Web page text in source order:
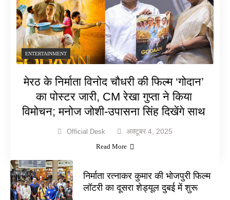
ENTERTAINMENT
मेरठ के निर्माता विनोद चौधरी की फिल्म ‘गोदान’
का पोस्टर जारी, CM रेखा गुप्ता ने किया
विमोचन; मनोज जोशी-उपासना सिंह दिखेंगे साथ
Official Desk अक्टूबर 4, 2025
Read More
निर्माता रत्नाकर कुमार की भोजपुरी फिल्म
लॉटरी का दूसरा शेड्यूल दुबई में शुरू